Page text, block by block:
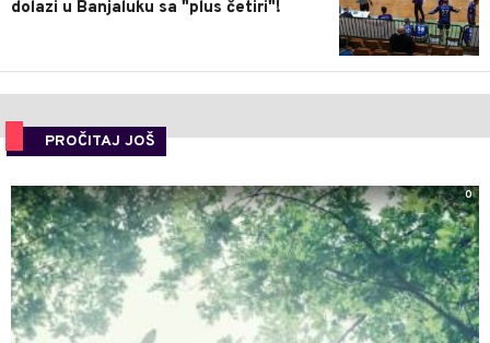
dolazi u Banjaluku sa "plus četiri"!
PROČITAJ JOŠ
0